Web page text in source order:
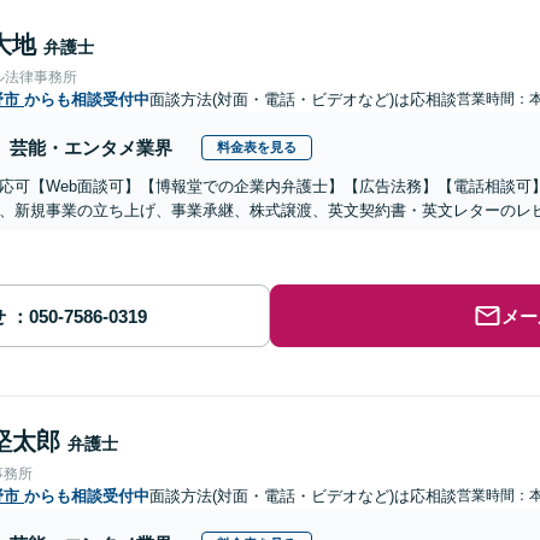
地 弁護士
法律事務所
市 からも相談受付中面談方法(対面・電話・ビデオなど)は応相談営業時間：
芸能・エンタメ業界 料金表を見る
可【Web面談可】【博報堂での企業内弁護士】【広告法務】【電話相談可
新規事業の立ち上げ、事業承継、株式譲渡、英文契約書・英文レターのレ
メ
太郎 弁護士
務所
市 からも相談受付中面談方法(対面・電話・ビデオなど)は応相談営業時間：